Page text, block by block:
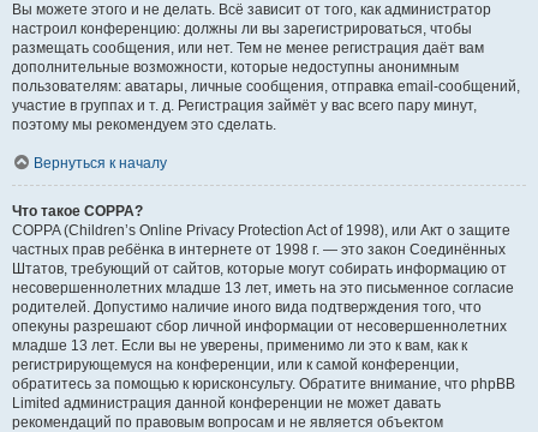
Вы можете этого и не делать. Всё зависит от того, как администратор
настроил конференцию: должны ли вы зарегистрироваться, чтобы
размещать сообщения, или нет. Тем не менее регистрация даёт вам
дополнительные возможности, которые недоступны анонимным
пользователям: аватары, личные сообщения, отправка email-сообщений,
участие в группах и т. д. Регистрация займёт у вас всего пару минут,
поэтому мы рекомендуем это сделать.
Вернуться к началу
Что такое COPPA?
COPPA (Children’s Online Privacy Protection Act of 1998), или Акт о защите
частных прав ребёнка в интернете от 1998 г. — это закон Соединённых
Штатов, требующий от сайтов, которые могут собирать информацию от
несовершеннолетних младше 13 лет, иметь на это письменное согласие
родителей. Допустимо наличие иного вида подтверждения того, что
опекуны разрешают сбор личной информации от несовершеннолетних
младше 13 лет. Если вы не уверены, применимо ли это к вам, как к
регистрирующемуся на конференции, или к самой конференции,
обратитесь за помощью к юрисконсульту. Обратите внимание, что phpBB
Limited администрация данной конференции не может давать
рекомендаций по правовым вопросам и не является объектом